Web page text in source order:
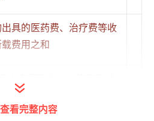
具的医药费、治疗费等收
费用之和
计算
看完整内容